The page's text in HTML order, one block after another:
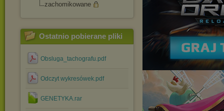
zachomikowane
Ostatnio pobierane pliki
Obsluga_tachografu.pdf
Odczyt wykresówek.pdf
GENETYKA.rar